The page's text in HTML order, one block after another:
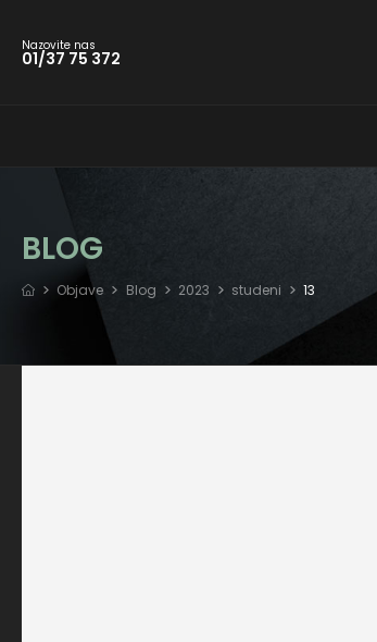
Nazovite nas
01/37 75 372
BLOG
Objave Blog 2023 studeni 13